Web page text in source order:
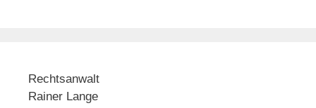
Rechtsanwalt
Rainer Lange